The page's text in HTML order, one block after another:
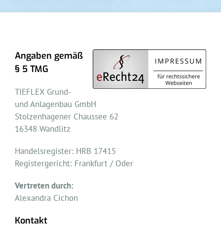
Angaben gemäß
§ 5 TMG
TIEFLEX Grund-
und Anlagenbau GmbH
Stolzenhagener Chaussee 62
16348 Wandlitz
Handelsregister: HRB 17415
Registergericht: Frankfurt / Oder
Vertreten durch:
Alexandra Cichon
Kontakt